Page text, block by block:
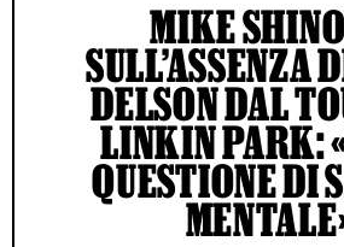
MIKE
SULL’ASSENZA
DELSON DAL
LINKIN PARK:
QUESTIONE DI